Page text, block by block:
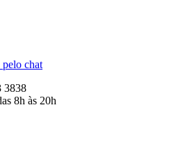
chat
3838
8h às 20h